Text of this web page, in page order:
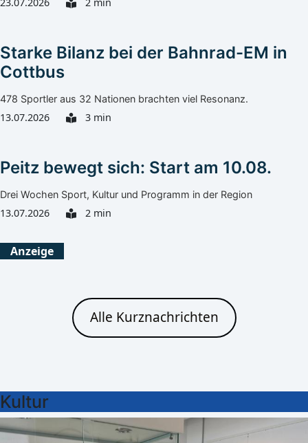
Starke Bilanz bei der Bahnrad-EM in
Cottbus
478 Sportler aus 32 Nationen brachten viel Resonanz.
13.07.2026 3 min
Peitz bewegt sich: Start am 10.08.
Drei Wochen Sport, Kultur und Programm in der Region
13.07.2026 2 min
Anzeige
Alle Kurznachrichten
Kultur